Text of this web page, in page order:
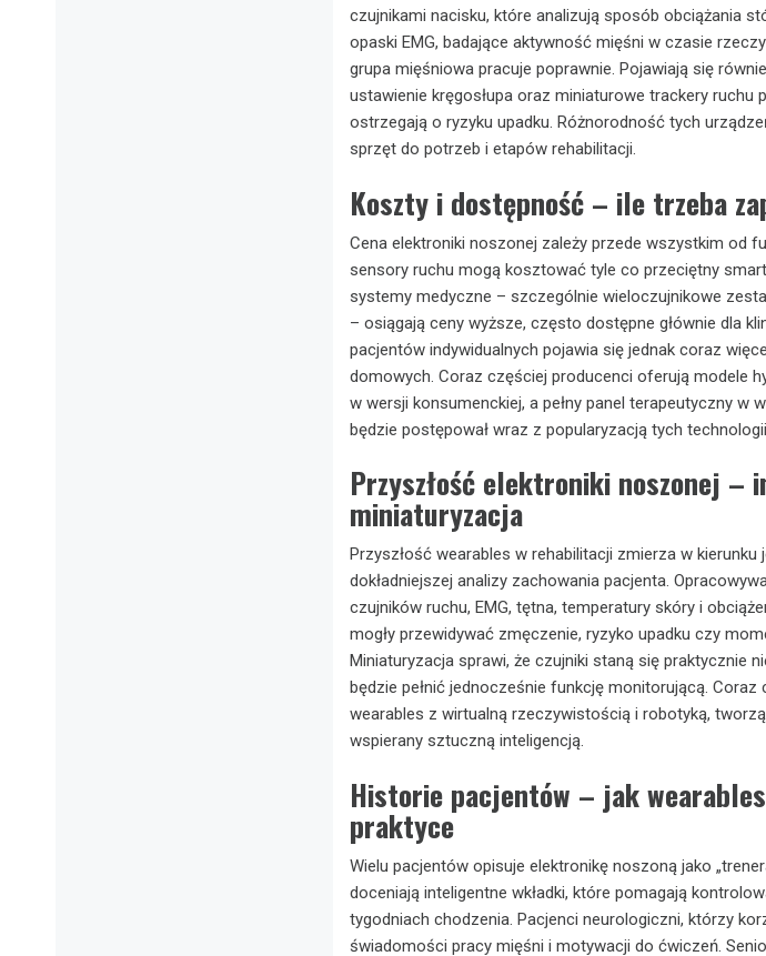
czujnikami nacisku, które analizują sposób obciążania
opaski EMG, badające aktywność mięśni w czasie
grupa mięśniowa pracuje poprawnie. Pojawiają się
ustawienie kręgosłupa oraz miniaturowe trackery
ostrzegają o ryzyku upadku. Różnorodność tych
sprzęt do potrzeb i etapów rehabilitacji.
Koszty i dostępność – ile trzeba
Cena elektroniki noszonej zależy przede wszystkim od
sensory ruchu mogą kosztować tyle co przeciętny
systemy medyczne – szczególnie wieloczujnikowe
– osiągają ceny wyższe, często dostępne głównie dla
pacjentów indywidualnych pojawia się jednak coraz
domowych. Coraz częściej producenci oferują modele
w wersji konsumenckiej, a pełny panel terapeutyczny w
będzie postępował wraz z popularyzacją tych technologii.
Przyszłość elektroniki noszonej
miniaturyzacja
Przyszłość wearables w rehabilitacji zmierza w
dokładniejszej analizy zachowania pacjenta.
czujników ruchu, EMG, tętna, temperatury skóry i
mogły przewidywać zmęczenie, ryzyko upadku czy
Miniaturyzacja sprawi, że czujniki staną się praktycznie
będzie pełnić jednocześnie funkcję monitorującą.
wearables z wirtualną rzeczywistością i robotyką,
wspierany sztuczną inteligencją.
Historie pacjentów – jak
praktyce
Wielu pacjentów opisuje elektronikę noszoną jako
doceniają inteligentne wkładki, które pomagają
tygodniach chodzenia. Pacjenci neurologiczni, którzy
świadomości pracy mięśni i motywacji do ćwiczeń.